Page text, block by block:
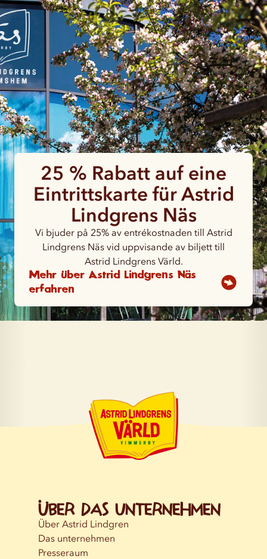
25 % Rabatt auf eine
Eintrittskarte für Astrid
Lindgrens Näs
Vi bjuder på 25% av entrékostnaden till Astrid
Lindgrens Näs vid uppvisande av biljett till
Astrid Lindgrens Värld.
Mehr über Astrid Lindgrens Näs
erfahren
Über das Unternehmen
Über Astrid Lindgren
Das unternehmen
Presseraum